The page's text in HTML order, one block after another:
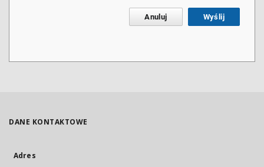
Anuluj Wyślij
DANE KONTAKTOWE
Adres